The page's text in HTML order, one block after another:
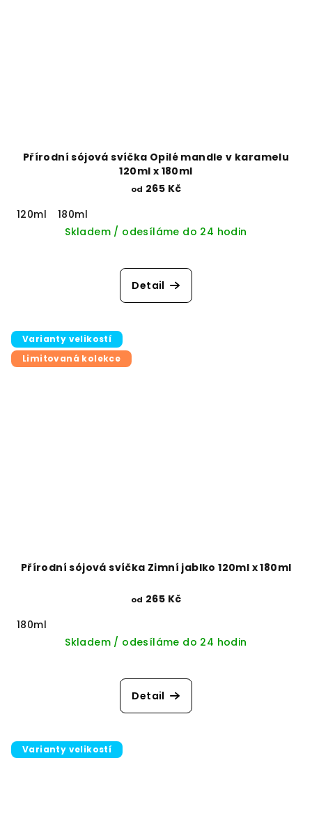
Přírodní sójová svíčka Opilé mandle v karamelu
120ml x 180ml
od 265 Kč
120ml
180ml
Skladem / odesíláme do 24 hodin
Detail
Varianty velikostí
Limitovaná kolekce
Přírodní sójová svíčka Zimní jablko 120ml x 180ml
od 265 Kč
180ml
Skladem / odesíláme do 24 hodin
Detail
Varianty velikostí